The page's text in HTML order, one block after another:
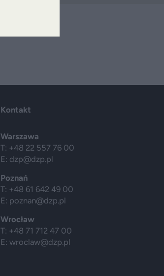
Kontakt
Warszawa
T: +48 22 557 76 00
E: dzp@dzp.pl
Poznań
T: +48 61 642 49 00
E: poznan@dzp.pl
Wrocław
T: +48 71 712 47 00
E: wroclaw@dzp.pl